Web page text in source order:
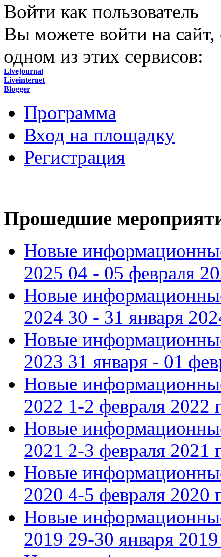
Войти как пользователь
Вы можете войти на сайт,
одном из этих сервисов:
Livejournal
Liveinternet
Blogger
Программа
Вход на площадку
Регистрация
Прошедшие
Новые
2025 04 - 05 февраля
Новые
2024 30 - 31 января
Новые
2023 31 января - 01
Новые
2022 1-2 февраля 2022
Новые
2021 2-3 февраля 2021
Новые
2020 4-5 февраля 2020
Новые
2019 29-30 января 2019